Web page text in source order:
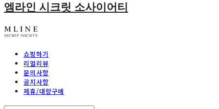
엠라인 시크릿 소사이어티
쇼핑하기
리얼리뷰
문의사항
공지사항
제휴/대량구매